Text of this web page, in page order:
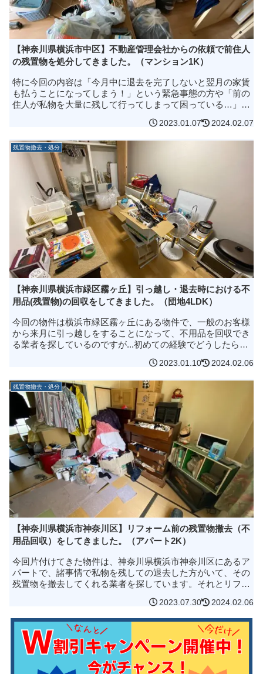
【神奈川県横浜市中区】不動産管理会社からの依頼で前住人
の残置物を処分してきました。（マンション1K）
特に今回の内容は「今月中に退去を完了しないと翌月の家賃
も払うことになってしまう！」という緊急事態の方や「前の
住人が私物を大量に残して行ってしまって困っている…」と
2023.01.07 2024.02.07
残置物撤去・処分
【神奈川県横浜市緑区霧ヶ丘】引っ越し・退去時における不
用品(残置物)の回収をしてきました。（団地4LDK）
今回の物件は横浜市緑区霧ヶ丘にある物件で、一般のお客様
から来月に引っ越しをすることになって、不用品を回収でき
る業者を探しているのですが...初めての経験でどうしたらい
2023.01.10 2024.02.06
残置物撤去・処分
【神奈川県横浜市神奈川区】リフォーム前の残置物撤去（不
用品回収）をしてきました。（アパート2K）
今回片付けてきた物件は、神奈川県横浜市神奈川区にあるア
パートで、諸事情で私物を残しての退去した方がいて、その
残置物を撤去してくれる業者を探しています。それとリフォ
2023.07.30 2024.02.06